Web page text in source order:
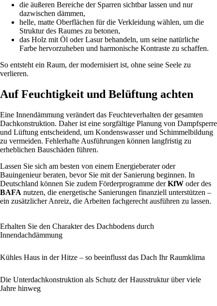
die äußeren Bereiche der Sparren sichtbar lassen und nur
dazwischen dämmen,
helle, matte Oberflächen für die Verkleidung wählen, um die
Struktur des Raumes zu betonen,
das Holz mit Öl oder Lasur behandeln, um seine natürliche
Farbe hervorzuheben und harmonische Kontraste zu schaffen.
So entsteht ein Raum, der modernisiert ist, ohne seine Seele zu
verlieren.
Auf Feuchtigkeit und Belüftung achten
Eine Innendämmung verändert das Feuchteverhalten der gesamten
Dachkonstruktion. Daher ist eine sorgfältige Planung von Dampfsperre
und Lüftung entscheidend, um Kondenswasser und Schimmelbildung
zu vermeiden. Fehlerhafte Ausführungen können langfristig zu
erheblichen Bauschäden führen.
Lassen Sie sich am besten von einem Energieberater oder
Bauingenieur beraten, bevor Sie mit der Sanierung beginnen. In
Deutschland können Sie zudem Förderprogramme derKfW oder des
BAFA nutzen, die energetische Sanierungen finanziell unterstützen –
ein zusätzlicher Anreiz, die Arbeiten fachgerecht ausführen zu lassen.
Erhalten Sie den Charakter des Dachbodens durch
Innendachdämmung
Kühles Haus in der Hitze – so beeinflusst das Dach Ihr Raumklima
Die Unterdachkonstruktion als Schutz der Hausstruktur über viele
Jahre hinweg